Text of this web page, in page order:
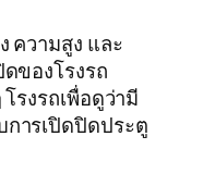
ความสูง และ
ของโรงรถ
รงรถเพื่อดูว่ามี
ารเปิดปิดประตู